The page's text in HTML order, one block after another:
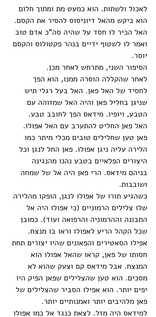
לאכול ולשתות. הוא כמעט מת ומתוך חלום
הוא ביקש מהאל דיוניסוס להסיר את הקסם.
האל הכיר לו חסד על שהיה סה"כ אדם טוב
ואמר לו לשטוף ידיים בנהר פקטולוס והקסם
יוסר.
הסיפור השני, מתרחש לאחר מכן.
לאחר שהקללה הוסרה ממנו, הוא הפך
לחסיד של האל פאן. האל בעל רגלי תיש
שניגן בחליל פאן והיה האל שמזוהה עם
הטבע, ויופיו. מידאס הפך לחובב טבע.
האל פאן החליט להתערב עם האל אפולו.
פאן טען שחלילים טובים מכלי מיתר כמו
הלירה עליה ניגן אפולו. פאן החל לנגן וכל
היצורים הפלאיים בטבע נהנו מהנגינה
בניהם מידאס. הרי פאן היה אל של שמחה
ושובבות.
כשהגיע תורו של אפולו לנגן, הופקו מהלירה
שלו צלילים הרמוניים (כי אפולו היה אל
התבונה וההרמוניה והרפואה ועוד). כמובן
שכל הקהל הריע לאפולו וראו בו מנצח.
אפילו הסאטירים והפאונים שהיו יצורים תחת
חסותו של פאן, קראו שהאל אפולו הוא
המנצח. אבל מידאס קם וצעק שהוא לא
מסכים. הוא טען שהצלילים שפאן הפיק היו
יפים יותר. הוא אפילו הסביר שהצלילים של
פאן מלהיבים יותר ואמנותיים יותר.
למידאס היה מזל. לצאת כנגד אל כמו אפולו